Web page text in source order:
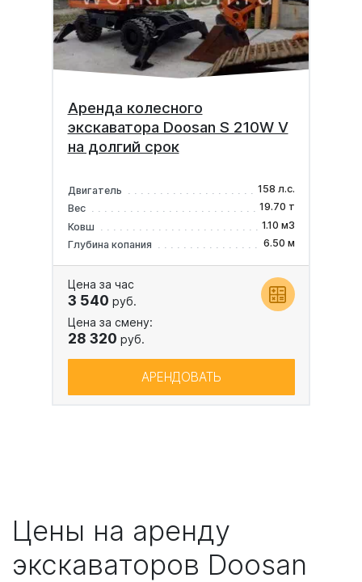
Аренда колесного
экскаватора Doosan S 210W V
на долгий срок
Двигатель
158 л.с.
Вес
19.70 т
Ковш
1.10 м3
Глубина копания
6.50 м
Цена за час
3 540 руб.
Цена за смену:
28 320 руб.
АРЕНДОВАТЬ
Цены на аренду
экскаваторов Doosan